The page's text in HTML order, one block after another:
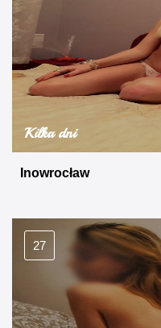
Kilka dni
Inowrocław
27